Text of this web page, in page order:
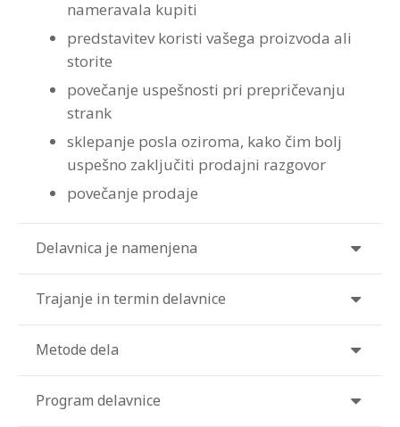
Prednosti in koristi
Avdio programi po temah
Prednosti in koristi
Strokovna Literatura
ROI “Pre-Week”
Program “Optimizacija timskega dela”
Contribute
Predstavitev
Zastopstva
Partnerji
nameravala kupiti
predstavitev koristi vašega proizvoda ali
storite
povečanje uspešnosti pri prepričevanju
strank
sklepanje posla oziroma, kako čim bolj
uspešno zaključiti prodajni razgovor
povečanje prodaje
Delavnica je namenjena
Trajanje in termin delavnice
Metode dela
Program delavnice